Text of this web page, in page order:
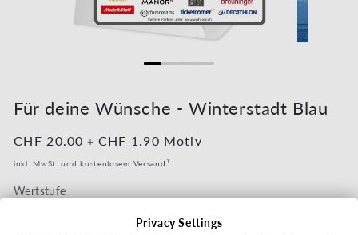
Für deine Wünsche - Winterstadt Blau
Normaler Preis
CHF 20.00 + Normaler Preis
CHF 1.90 Motiv
inkl. MwSt. und kostenlosem Versand 1
Wertstufe
Privacy Settings